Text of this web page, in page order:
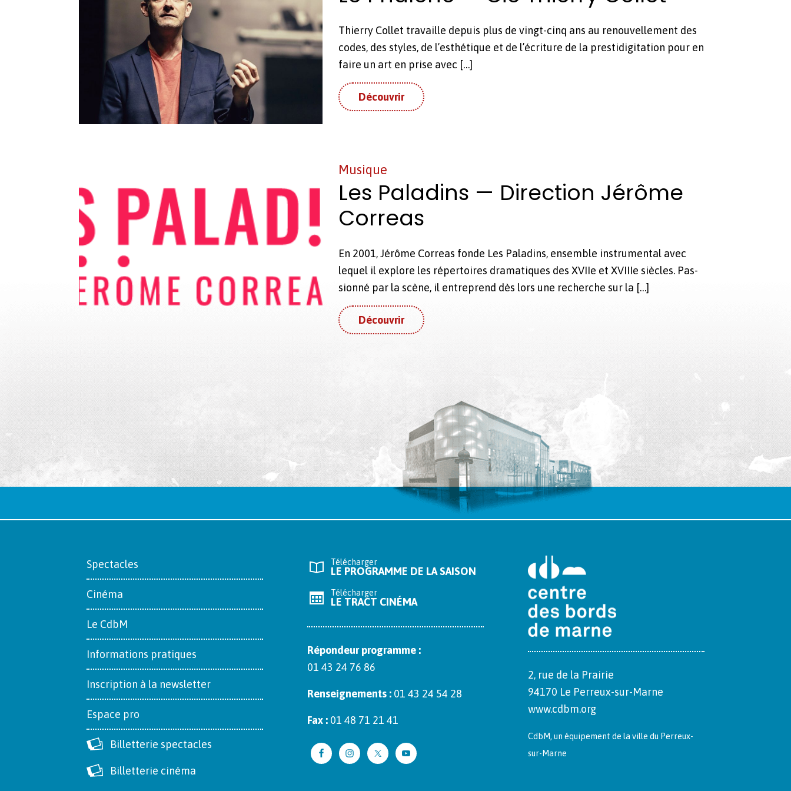
Thier­ry Col­let tra­vaille depuis plus de vingt-cinq ans au renou­velle­ment des
codes, des styles, de l’esthétique et de l’écriture de la pres­tidig­i­ta­tion pour en
faire un art en prise avec […]
Découvrir
Musique
Les Paladins — Direction Jérôme
Correas
En 2001, Jérôme Cor­reas fonde Les Pal­adins, ensem­ble instru­men­tal avec
lequel il explore les réper­toires dra­ma­tiques des XVIIe et XVIIIe siè­cles. Pas­
sion­né par la scène, il entre­prend dès lors une recherche sur la […]
Découvrir
Spectacles
Cinéma
Le CdbM
Informations pratiques
Inscription à la newsletter
Espace pro
Billetterie spectacles
Billetterie cinéma
Télécharger
LE PROGRAMME DE LA SAISON
Télécharger
LE TRACT CINÉMA
Répon­deur pro­gramme :
01 43 24 76 86
Ren­seigne­ments : 01 43 24 54 28
Fax :01 48 71 21 41
2, rue de la Prairie
94170 Le Per­reux-sur-Marne
www.cdbm.org
CdbM, un équipement de la ville du Per­reux-
sur-Marne